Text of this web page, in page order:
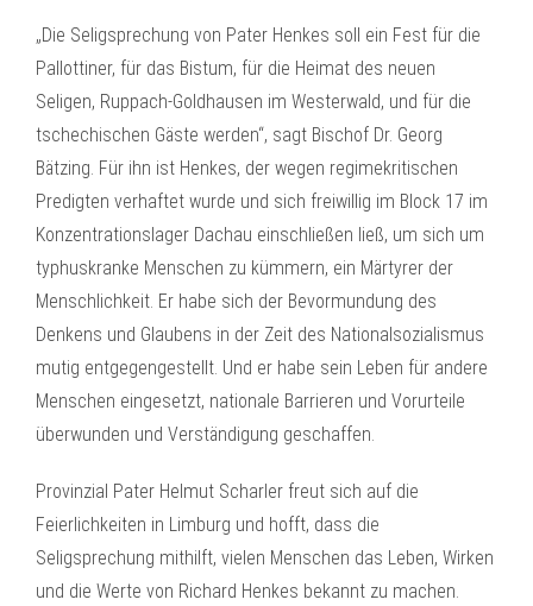
„Die Seligsprechung von Pater Henkes soll ein Fest für die
Pallottiner, für das Bistum, für die Heimat des neuen
Seligen, Ruppach-Goldhausen im Westerwald, und für die
tschechischen Gäste werden“, sagt Bischof Dr. Georg
Bätzing. Für ihn ist Henkes, der wegen regimekritischen
Predigten verhaftet wurde und sich freiwillig im Block 17 im
Konzentrationslager Dachau einschließen ließ, um sich um
typhuskranke Menschen zu kümmern, ein Märtyrer der
Menschlichkeit. Er habe sich der Bevormundung des
Denkens und Glaubens in der Zeit des Nationalsozialismus
mutig entgegengestellt. Und er habe sein Leben für andere
Menschen eingesetzt, nationale Barrieren und Vorurteile
überwunden und Verständigung geschaffen.
Provinzial Pater Helmut Scharler freut sich auf die
Feierlichkeiten in Limburg und hofft, dass die
Seligsprechung mithilft, vielen Menschen das Leben, Wirken
und die Werte von Richard Henkes bekannt zu machen.